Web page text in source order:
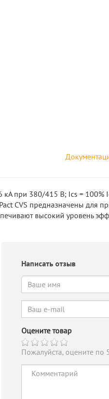
кА при 380/415 В; Ics = 100%
CVS предназначены для
высокий уровень
Написать отзыв
Оцените товар
Пожалуйста, оцените по